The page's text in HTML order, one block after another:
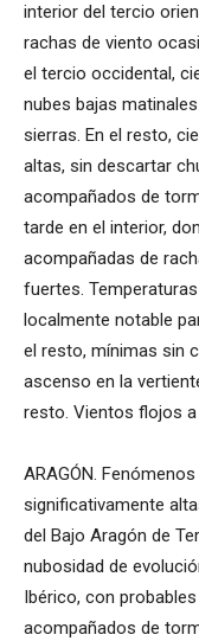
interior del tercio
rachas de viento
el tercio occidental,
nubes bajas
sierras. En el resto,
altas, sin descartar
acompañados de
tarde en el interior,
acompañadas de
fuertes.
localmente notable
el resto, mínimas sin
ascenso en la
resto. Vientos flojos
ARAGÓN.
significativamente
del Bajo Aragón de
nubosidad de
Ibérico, con
acompañados de